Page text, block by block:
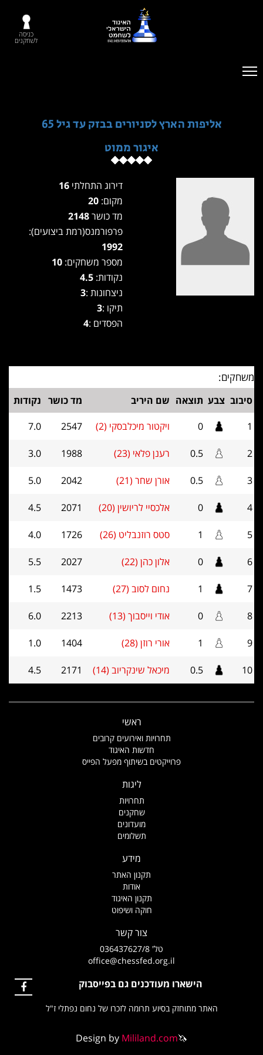
כניסה
לשחקנים
אליפות הארץ לסניורים בבזק עד גיל 65
איגור ממוט
דירוג התחלתי
מקום:
מד כושר
פרפורמנס(רמת ביצועים):
1992
מספר משחקים:
נקודות: 4.5
ניצחונות :3
תיקו :3
הפסדים :4
משחקים:
סיבוב צבע תוצאה שם היריב מד כושר נקודות
1
0 ויקטור מיכלבסקי (2) 2547
7.0
2
0.5 רענן פלאי (23) 1988
3.0
3
0.5 אורן שחר (21) 2042
5.0
4
0 אלכסיי לריושין (20) 2071
4.5
5
1 סטס רוזנבליט (26) 1726
4.0
6
0 אלון כהן (22) 2027
5.5
7
1 נחום לסוב (27) 1473
1.5
8
0 אודי וייסבוך (13) 2213
6.0
9
1 אורי רוזן (28) 1404
1.0
10
0.5 מיכאל שינקריוב (14) 2171
4.5
ראשי
תחרויות ואירועים קרובים
חדשות האיגוד
פרוייקטים בשיתוף מפעל הפייס
ליגות
תחרויות
שחקנים
מועדונים
תשלומים
מידע
תקנון האתר
אודות
תקנון האיגוד
חוקה ושיפוט
צור קשר
טל' 036437627/8
office@chessfed.org.il
הישארו מעודכנים גם בפייסבוק
האתר מתוחזק בסיוע תרומה לזכרו של נחום נפתלי ז"ל
Design by Mililand.com🦄